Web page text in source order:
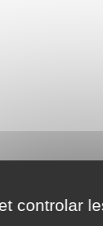
controlar